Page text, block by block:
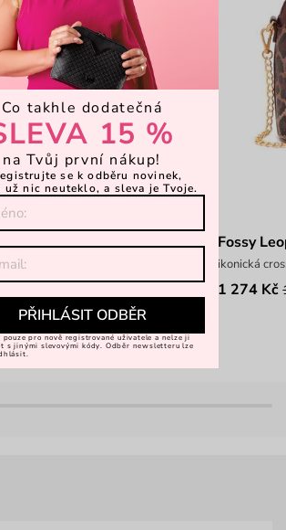
obvodem
Fossy
ikonická
1 274 Kč
Co takhle dodatečná
15 %
na Tvůj první nákup!
se k odběru novinek,
už nic neuteklo, a sleva je Tvoje.
PŘIHLÁSIT ODBĚR
pouze pro nově registrované uživatele a nelze ji
s jinými slevovými kódy. Odběr newsletteru lze